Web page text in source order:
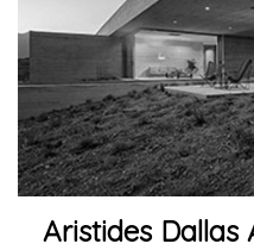
Aristides Dallas